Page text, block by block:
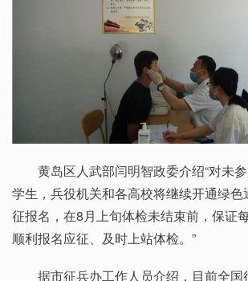
黄岛区人武部闫明智政委介绍“对未
学生，兵役机关和各高校将继续开通绿
征报名，在8月上旬体检未结束前，保证
顺利报名应征、及时上站体检。”
据市征兵办工作人员介绍，目前全